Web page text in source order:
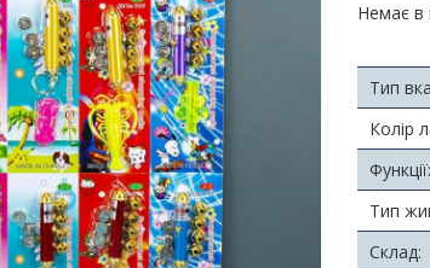
Немає в
Тип
Колір
Функції:
Тип
Склад: